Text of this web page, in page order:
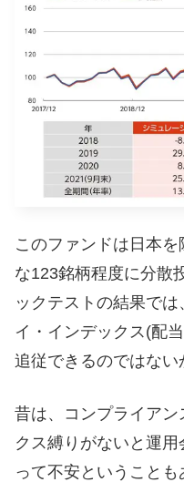
このファンドは日本
な123銘柄程度に分散
ックテストの結果で
イ・インデックス(配
追従できるのではない
昔は、コンプライア
クス縛りがないと運
って不安ということ